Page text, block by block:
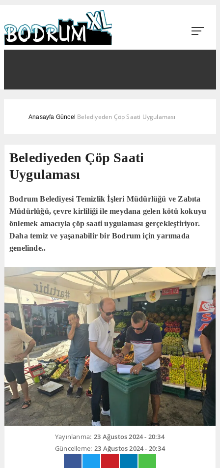
Anasayfa Güncel Belediyeden Çöp Saati Uygulaması
Belediyeden Çöp Saati
Uygulaması
Bodrum Belediyesi Temizlik İşleri Müdürlüğü ve Zabıta
Müdürlüğü, çevre kirliliği ile meydana gelen kötü kokuyu
önlemek amacıyla çöp saati uygulaması gerçekleştiriyor.
Daha temiz ve yaşanabilir bir Bodrum için yarımada
genelinde..
Yayınlanma: 23 Ağustos 2024 - 20:34
Güncelleme: 23 Ağustos 2024 - 20:34